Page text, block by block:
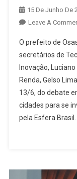
15 De Junho De
Leave A
O prefeito de
secretários de
Inovação,
Renda, Gelso
13/6, do debate
cidades para se
pela Esfera